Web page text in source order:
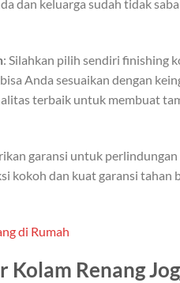
dan keluarga sudah tidak
: Silahkan pilih sendiri finishing
Anda sesuaikan dengan
terbaik untuk membuat
garansi untuk perlindungan
kokoh dan kuat garansi tahan
di Rumah
Renang